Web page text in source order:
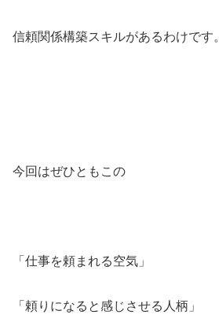
信頼関係構築スキルがあるわけです。
今回はぜひともこの
「仕事を頼まれる空気」
「頼りになると感じさせる人柄」